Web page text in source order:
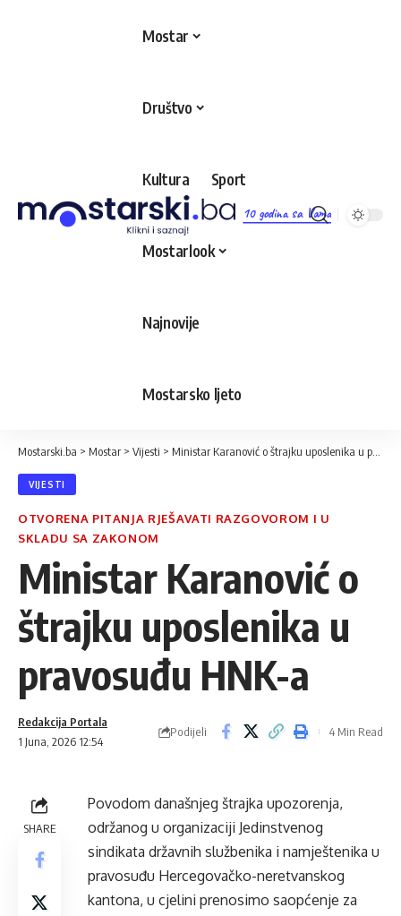
10 godina sa Vama
Mostar
Društvo
Kultura Sport
Mostarlook
Najnovije
Mostarsko ljeto
Mostarski.ba > Mostar > Vijesti > Ministar Karanović o štrajku uposlenika u pravosuđu HNK-a
VIJESTI
OTVORENA PITANJA RJEŠAVATI RAZGOVOROM I U
SKLADU SA ZAKONOM
Ministar Karanović o
štrajku uposlenika u
pravosuđu HNK-a
1 Juna, 2026 12:54
Redakcija Portala
Podijeli 4 Min Read
SHARE
Povodom današnjeg štrajka upozorenja,
održanog u organizaciji Jedinstvenog
sindikata državnih službenika i namještenika u
pravosuđu Hercegovačko-neretvanskog
kantona, u cjelini prenosimo saopćenje za